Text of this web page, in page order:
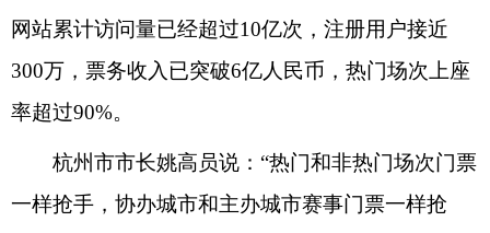
网站累计访问量已经超过10亿次，注册用户接近
300万，票务收入已突破6亿人民币，热门场次上座
率超过90%。
杭州市市长姚高员说：“热门和非热门场次门票
一样抢手，协办城市和主办城市赛事门票一样抢